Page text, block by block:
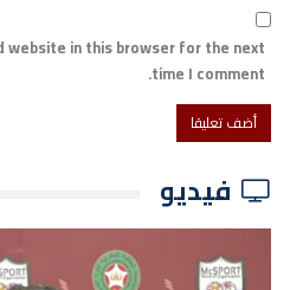
website in this browser for the next
time I comment.
فيديو